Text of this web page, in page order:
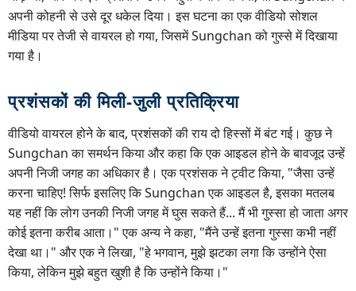
अपनी कोहनी से उसे दूर धकेल दिया। इस घटना का एक वीडियो सोशल
मीडिया पर तेजी से वायरल हो गया, जिसमें Sungchan को गुस्से में दिखाया
गया है।
प्रशंसकों की मिली-जुली प्रतिक्रिया
वीडियो वायरल होने के बाद, प्रशंसकों की राय दो हिस्सों में बंट गई। कुछ ने
Sungchan का समर्थन किया और कहा कि एक आइडल होने के बावजूद उन्हें
अपनी निजी जगह का अधिकार है। एक प्रशंसक ने ट्वीट किया, "जैसा उन्हें
करना चाहिए! सिर्फ इसलिए कि Sungchan एक आइडल है, इसका मतलब
यह नहीं कि लोग उनकी निजी जगह में घुस सकते हैं... मैं भी गुस्सा हो जाता अगर
कोई इतना करीब आता।" एक अन्य ने कहा, "मैंने उन्हें इतना गुस्सा कभी नहीं
देखा था।" और एक ने लिखा, "हे भगवान, मुझे झटका लगा कि उन्होंने ऐसा
किया, लेकिन मुझे बहुत खुशी है कि उन्होंने किया।"